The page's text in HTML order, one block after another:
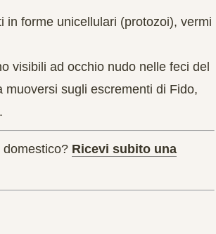
in forme unicellulari (protozoi), vermi
visibili ad occhio nudo nelle feci del
sugli escrementi di Fido,
Ricevi subito una